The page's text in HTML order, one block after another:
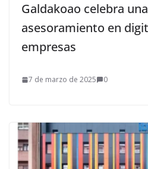
Galdakoao celebra
asesoramiento en
empresas
7 de marzo de 2025 0